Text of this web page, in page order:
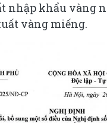
nhập khẩu vàng
vàng miếng.